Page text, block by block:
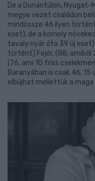
De a Dunántúlon, Nyugat-
megye vezet családon
mindössze 46 ilyen
eset), de a komoly
tavaly nyár óta 39 új eset)
történt) Fejér, (88, amiből
(76, ami 10 friss
Baranyában is csak 46,
elbújhat mellettük a maga